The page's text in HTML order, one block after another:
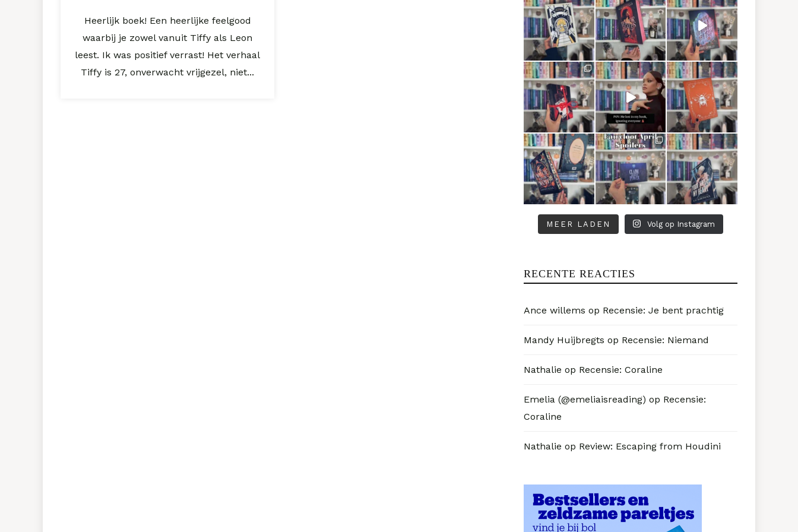
Heerlijk boek! Een heerlijke feelgood
waarbij je zowel vanuit Tiffy als Leon
leest. Ik was positief verrast! Het verhaal
Tiffy is 27, onverwacht vrijgezel, niet...
MEER LADEN Volg op Instagram
RECENTE REACTIES
Ance willems op Recensie: Je bent prachtig
Mandy Huijbregts op Recensie: Niemand
Nathalie op Recensie: Coraline
Emelia (@emeliaisreading) op Recensie:
Coraline
Nathalie op Review: Escaping from Houdini